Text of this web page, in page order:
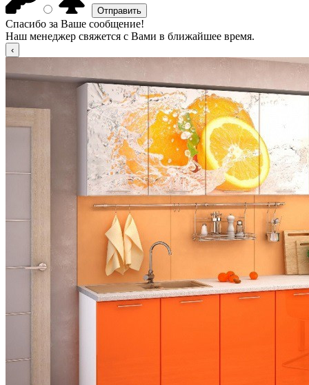
Спасибо за Ваше сообщение!
Наш менеджер свяжется с Вами в ближайшее время.